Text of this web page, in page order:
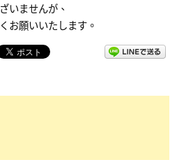
いませんが、
お願いいたします。